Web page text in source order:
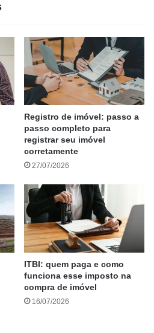
Registro de imóvel: passo a
passo completo para
registrar seu imóvel
corretamente
27/07/2026
ITBI: quem paga e como
funciona esse imposto na
compra de imóvel
16/07/2026